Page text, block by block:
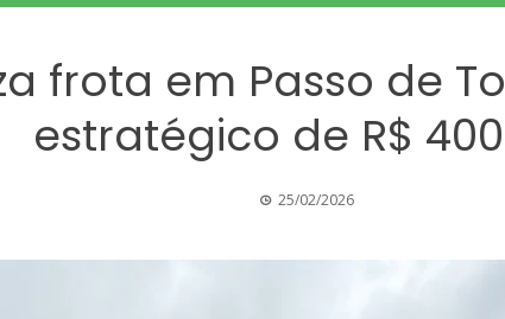
frota em Passo de
estratégico de R$
25/02/2026